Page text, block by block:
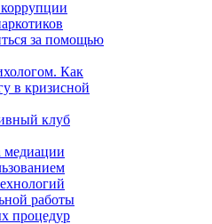
за помощью
Как
в кризисной
клуб
медиации
работы
процедур